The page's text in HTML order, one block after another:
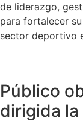
de liderazgo,
para fortalecer
sector deportivo
Público
dirigida